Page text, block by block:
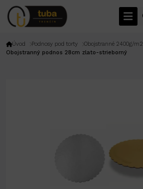
Úvod Podnosy pod torty Obojstranné 2400g/m2
Obojstranný podnos 28cm zlato-strieborný